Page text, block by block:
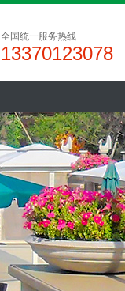
全国统一服务热线
13370123078